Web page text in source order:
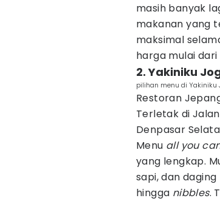
masih banyak
makanan yang
maksimal
harga mulai dari
2. Yakiniku
pilihan menu di
Restoran
Terletak di
Denpasar
Menu all you
yang lengkap.
sapi, dan daging
hingga nibbles.